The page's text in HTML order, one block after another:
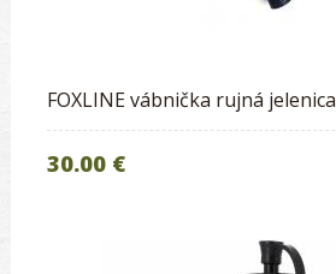
FOXLINE vábnička rujná jelenica
30.00 €